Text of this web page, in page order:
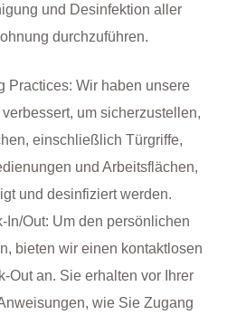
und Desinfektion aller
durchzuführen.
Practices: Wir haben unsere
um sicherzustellen,
einschließlich Türgriffe,
und Arbeitsflächen,
und desinfiziert werden.
In/Out: Um den persönlichen
bieten wir einen kontaktlosen
Out an. Sie erhalten vor Ihrer
wie Sie Zugang